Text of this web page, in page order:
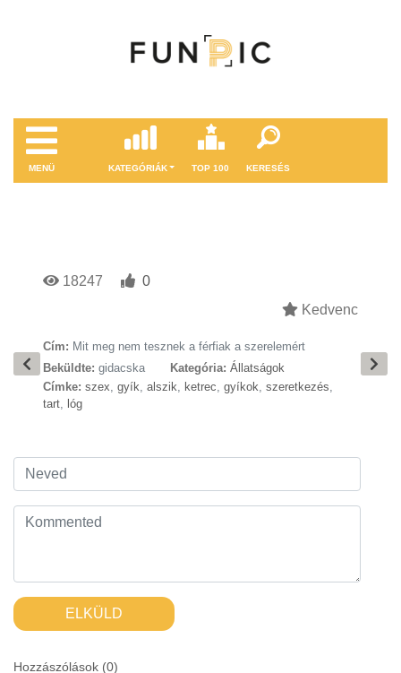
MENÜ KATEGÓRIÁK TOP 100 KERESÉS
18247
0
Kedvenc
Cím: Mit meg nem tesznek a férfiak a szerelemért
Beküldte: gidacska Kategória: Állatságok
Címke: szex, gyík, alszik, ketrec, gyíkok, szeretkezés,
tart, lóg
ELKÜLD
Hozzászólások (0)